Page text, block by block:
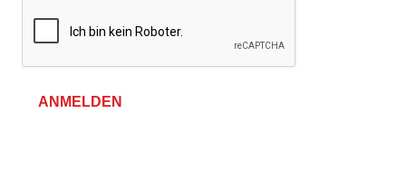
ANMELDEN